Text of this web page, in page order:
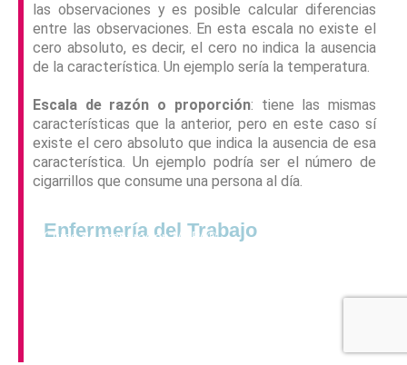
las observaciones y es posible calcular diferencias
entre las observaciones. En esta escala no existe el
cero absoluto, es decir, el cero no indica la ausencia
de la característica. Un ejemplo sería la temperatura.
Escala de razón o proporción: tiene las mismas
características que la anterior, pero en este caso sí
existe el cero absoluto que indica la ausencia de esa
característica. Un ejemplo podría ser el número de
cigarrillos que consume una persona al día.
Preparación OPE
Enfermería del Trabajo
Curso de preparación MPPA®